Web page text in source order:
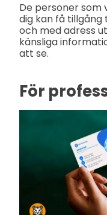
De personer som
dig kan få
och med adress
känsliga
att se.
För